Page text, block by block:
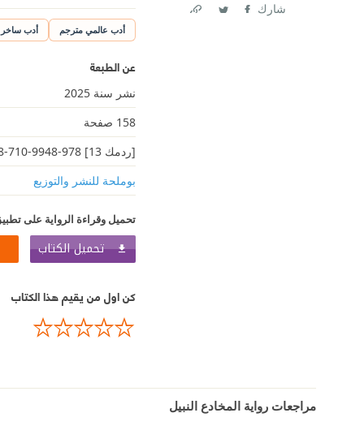
شارك
أدب عالمي مترجم أدب ساخر
عن الطبعة
نشر سنة 2025
158 صفحة
[ردمك 13] 978-9948-710-28-8
بوملحة للنشر والتوزيع
تحميل وقراءة الرواية على
تحميل الكتاب
كن اول من يقيم هذا الكتاب
مراجعات رواية المخادع النبيل